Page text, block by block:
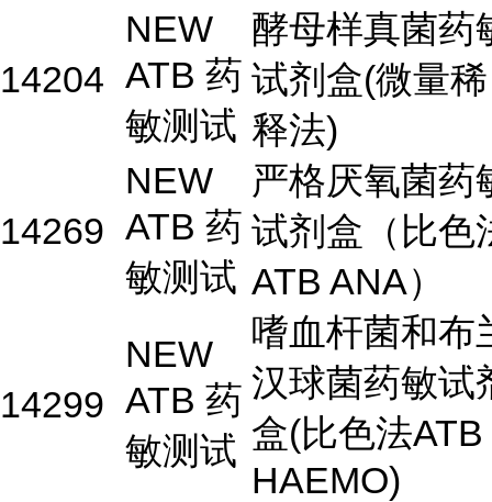
14204
NEW
ATB 药
敏测试
酵母样真菌药
试剂盒(微量稀
释法)
14269
NEW
ATB 药
敏测试
严格厌氧菌药
试剂盒（比色
ATB ANA）
14299
NEW
ATB 药
敏测试
嗜血杆菌和布
汉球菌药敏试
盒(比色法ATB
HAEMO)